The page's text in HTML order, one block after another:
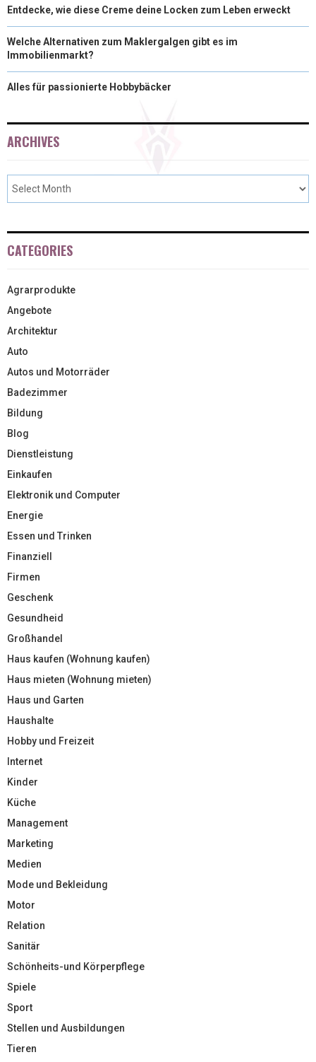
Entdecke, wie diese Creme deine Locken zum Leben erweckt
Welche Alternativen zum Maklergalgen gibt es im
Immobilienmarkt?
Alles für passionierte Hobbybäcker
ARCHIVES
CATEGORIES
Agrarprodukte
Angebote
Architektur
Auto
Autos und Motorräder
Badezimmer
Bildung
Blog
Dienstleistung
Einkaufen
Elektronik und Computer
Energie
Essen und Trinken
Finanziell
Firmen
Geschenk
Gesundheid
Großhandel
Haus kaufen (Wohnung kaufen)
Haus mieten (Wohnung mieten)
Haus und Garten
Haushalte
Hobby und Freizeit
Internet
Kinder
Küche
Management
Marketing
Medien
Mode und Bekleidung
Motor
Relation
Sanitär
Schönheits-und Körperpflege
Spiele
Sport
Stellen und Ausbildungen
Tieren